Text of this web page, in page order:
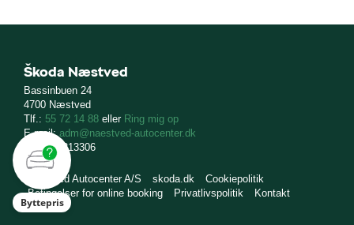
Škoda Næstved
Bassinbuen 24
4700 Næstved
Tlf.: 55 72 14 88 eller Ring mig op
E-mail:adm@naestved-autocenter.dk
CVR: 16213306
Næstved Autocenter A/S skoda.dk
Cookiepolitik
Betingelser for online booking
Privatlivspolitik Kontakt
Byttepris